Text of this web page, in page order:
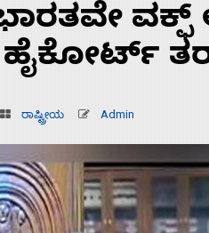
ವಕ್ಫ್
ಹೈಕೋರ್ಟ್‌
ರಾಷ್ಟ್ರೀಯ Admin